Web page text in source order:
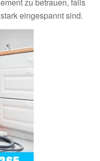
zu betrauen, falls
eingespannt sind.